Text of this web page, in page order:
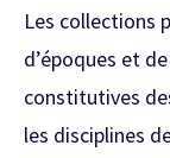
Les collections
d’époques et
constitutives
les disciplines